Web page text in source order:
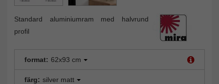
Standard aluminiumram med halvrund
profil
format: 62x93 cm
färg: silver matt